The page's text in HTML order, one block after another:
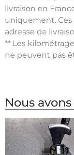
livraison en
uniquement. Ces
adresse de
** Les
ne peuvent pas
Nous